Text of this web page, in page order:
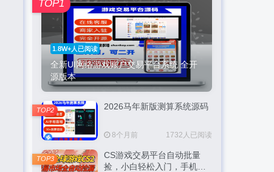
1.8W+人已阅读
全新UI网络游戏账户交易平台系统 全开
源版本
TOP1
2026马年新版测算系统源码
8个月前 1732人已阅读
TOP2
CS游戏交易平台自动批量
捡，小白轻松入门，手机即
TOP3